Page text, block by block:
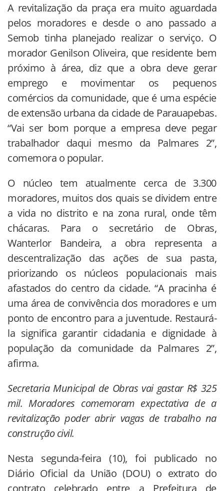
A revitalização da praça era muito aguardada
pelos moradores e desde o ano passado a
Semob tinha planejado realizar o serviço. O
morador Genilson Oliveira, que residente bem
próximo à área, diz que a obra deve gerar
emprego e movimentar os pequenos
comércios da comunidade, que é uma espécie
de extensão urbana da cidade de Parauapebas.
“Vai ser bom porque a empresa deve pegar
trabalhador daqui mesmo da Palmares 2”,
comemora o popular.
O núcleo tem atualmente cerca de 3.300
moradores, muitos dos quais se dividem entre
a vida no distrito e na zona rural, onde têm
chácaras. Para o secretário de Obras,
Wanterlor Bandeira, a obra representa a
descentralização das ações de sua pasta,
priorizando os núcleos populacionais mais
afastados do centro da cidade. “A pracinha é
uma área de convivência dos moradores e um
ponto de encontro para a juventude. Restaurá-
la significa garantir cidadania e dignidade à
população da comunidade da Palmares 2”,
afirma.
Secretaria Municipal de Obras vai gastar R$ 325
mil. Moradores comemoram expectativa de a
revitalização poder abrir vagas de trabalho na
construção civil.
Nesta segunda-feira (10), foi publicado no
Diário Oficial da União (DOU) o extrato do
contrato celebrado entre a Prefeitura de